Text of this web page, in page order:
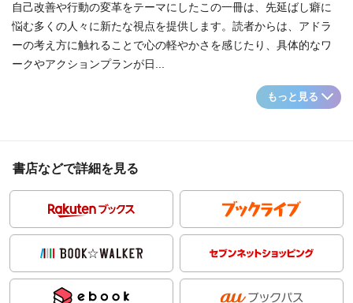
自己改善や行動の変革をテーマにしたこの一冊は、先延ばし癖に
悩む多くの人々に新たな視点を提供します。読者からは、アドラ
ーの考え方に触れることで心の軽やかさを感じたり、具体的なワ
ークやアクションプランが日...
もっと見る
書店などで詳細を見る